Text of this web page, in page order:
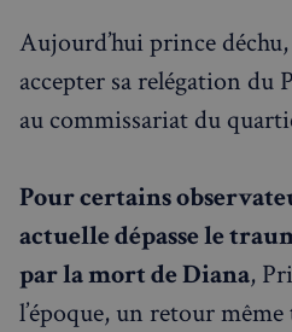
Aujourd’hui prince
accepter sa relégation du
au commissariat du
Pour certains
actuelle dépasse le
par la mort de Diana,
l’époque, un retour